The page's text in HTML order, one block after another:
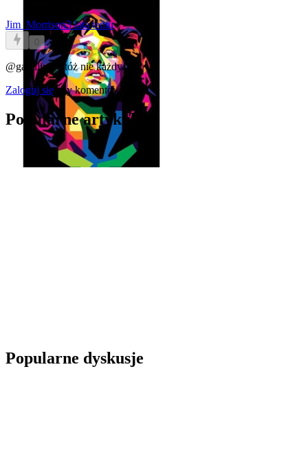
Jim_Morrison3 lata temu
0
@gamlling Otóż nie każdy.
Zaloguj się aby komentować
Popularne artykuły
Popularne dyskusje